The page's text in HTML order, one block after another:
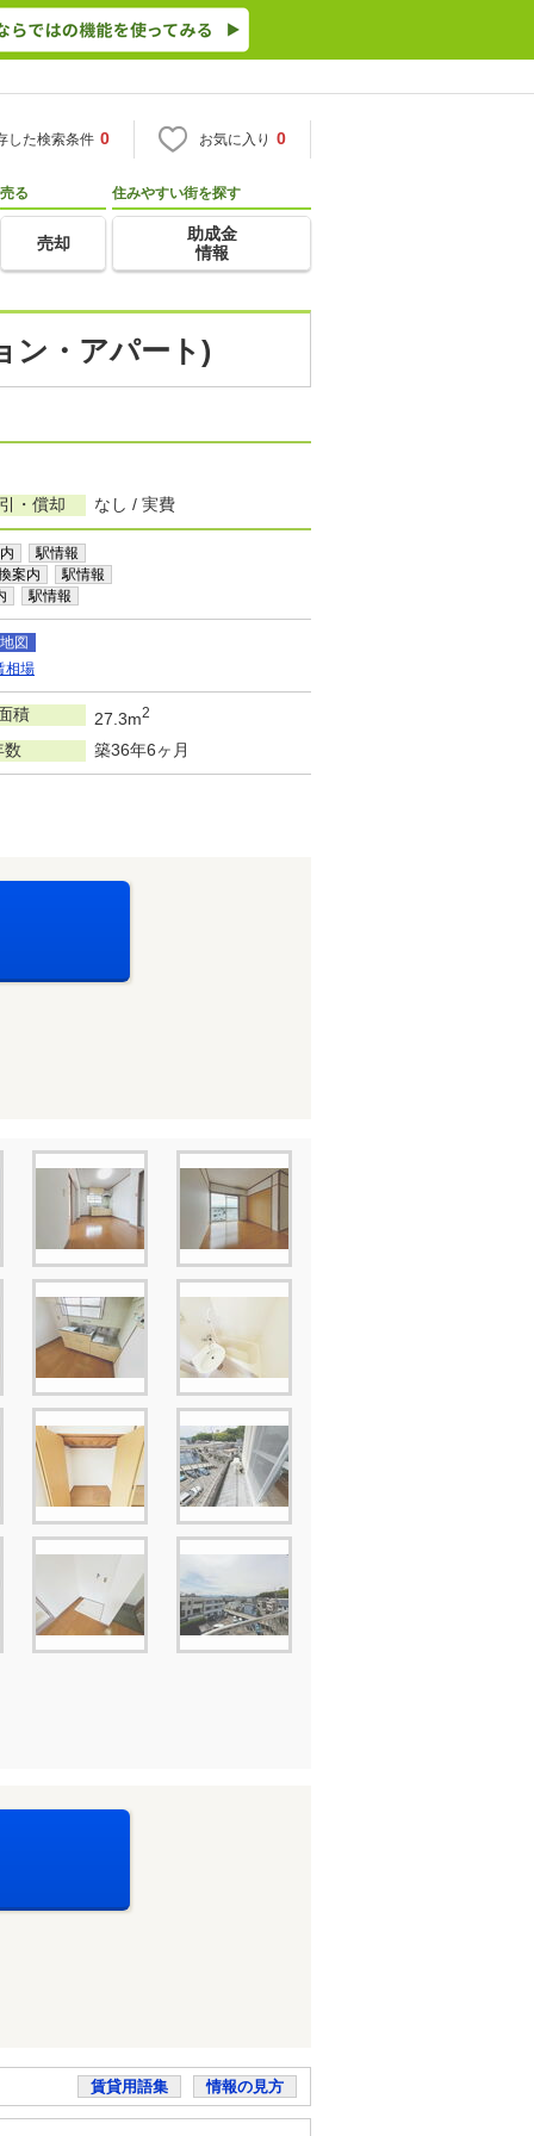
した検索条件 0 お気に入り 0
売る
売却
住みやすい街を探す
助成金
情報
ン・アパート)
・償却 なし / 実費
駅情報
案内 駅情報
駅情報
図
相場
積 27.3m2
数 築36年6ヶ月
賃貸用語集 情報の見方